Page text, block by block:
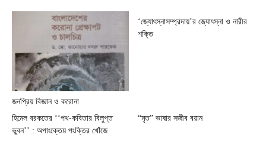
জনপ্রিয় বিজ্ঞান ও করোনা
‘জ্যোৎস্নাসম্প্রদায়’র জ্যোৎস্না ও নারীর
শক্তি
হিমেল বরকতের ‘‘পথ-কবিতার বিলুপ্ত
ভুবন’’ : অপাংক্তেয় পংক্তির খোঁজে
“মৃত” ভাষার সজীব বয়ান